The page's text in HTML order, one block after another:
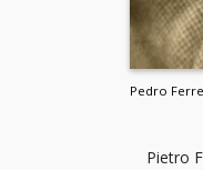
Pedro
Pietro